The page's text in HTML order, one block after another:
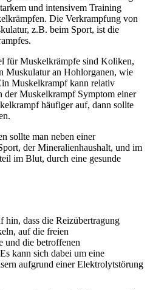
und intensivem Training
Die Verkrampfung von
z.B. beim Sport, ist die
für Muskelkrämpfe sind Koliken,
Muskulatur an Hohlorganen, wie
Muskelkrampf kann relativ
der Muskelkrampf Symptom einer
häufiger auf, dann sollte
sollte man neben einer
der Mineralienhaushalt, und im
im Blut, durch eine gesunde
dass die Reizübertragung
auf die freien
und ­die betroffenen
kann sich dabei um eine
aufgrund einer Elektrolytstörung